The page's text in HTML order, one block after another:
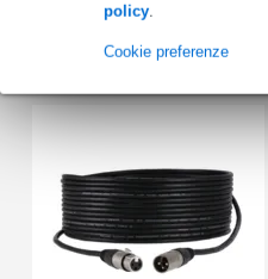
policy.
Cookie preferenze
Accessori (5)